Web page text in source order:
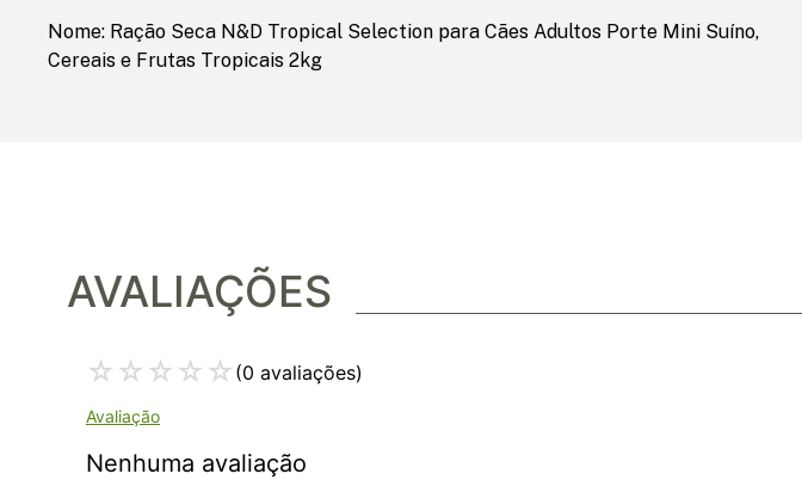
Nome: Ração Seca N&D Tropical Selection para Cães Adultos Porte Mini Suíno,
Cereais e Frutas Tropicais 2kg
AVALIAÇÕES
☆ ☆ ☆ ☆ ☆ (0 avaliações)
Nenhuma avaliação